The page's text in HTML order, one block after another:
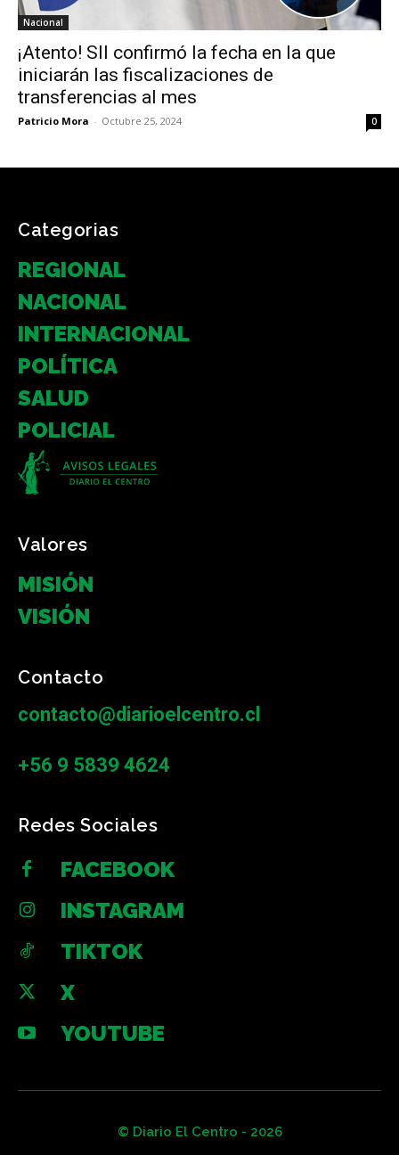
Nacional
¡Atento! SII confirmó la fecha en la que
iniciarán las fiscalizaciones de
transferencias al mes
Patricio Mora - Octubre 25, 2024 0
Categorias
REGIONAL
NACIONAL
INTERNACIONAL
POLÍTICA
SALUD
POLICIAL
Valores
MISIÓN
VISIÓN
Contacto
contacto@diarioelcentro.cl
+56 9 5839 4624
Redes Sociales
FACEBOOK
INSTAGRAM
TIKTOK
X
YOUTUBE
© Diario El Centro - 2026